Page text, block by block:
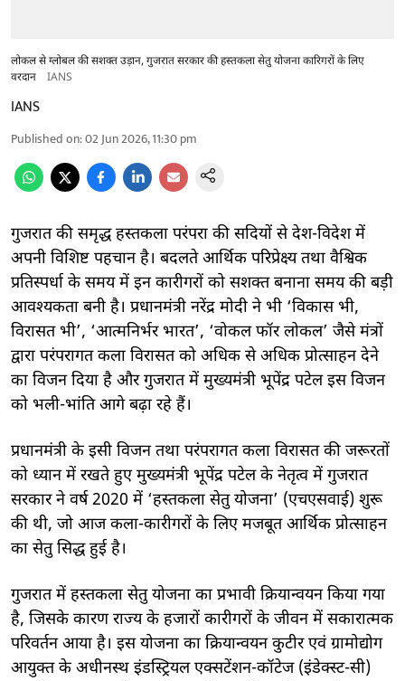
लोकल से ग्लोबल की सशक्त उड़ान, गुजरात सरकार की हस्तकला सेतु योजना कारिगरों के लिए
वरदान
IANS
IANS
Published on:02 Jun 2026, 11:30 pm
गुजरात की समृद्ध हस्तकला परंपरा की सदियों से देश-विदेश में
अपनी विशिष्ट पहचान है। बदलते आर्थिक परिप्रेक्ष्य तथा वैश्विक
प्रतिस्पर्धा के समय में इन कारीगरों को सशक्त बनाना समय की बड़ी
आवश्यकता बनी है। प्रधानमंत्री नरेंद्र मोदी ने भी ‘विकास भी,
विरासत भी’, ‘आत्मनिर्भर भारत’, ‘वोकल फॉर लोकल’ जैसे मंत्रों
द्वारा परंपरागत कला विरासत को अधिक से अधिक प्रोत्साहन देने
का विजन दिया है और गुजरात में मुख्यमंत्री भूपेंद्र पटेल इस विजन
को भली-भांति आगे बढ़ा रहे हैं।
प्रधानमंत्री के इसी विजन तथा परंपरागत कला विरासत की जरूरतों
को ध्यान में रखते हुए मुख्यमंत्री भूपेंद्र पटेल के नेतृत्व में गुजरात
सरकार ने वर्ष 2020 में ‘हस्तकला सेतु योजना’ (एचएसवाई) शुरू
की थी, जो आज कला-कारीगरों के लिए मजबूत आर्थिक प्रोत्साहन
का सेतु सिद्ध हुई है।
गुजरात में हस्तकला सेतु योजना का प्रभावी क्रियान्वयन किया गया
है, जिसके कारण राज्य के हजारों कारीगरों के जीवन में सकारात्मक
परिवर्तन आया है। इस योजना का क्रियान्वयन कुटीर एवं ग्रामोद्योग
आयुक्त के अधीनस्थ इंडस्ट्रियल एक्सटेंशन-कॉटेज (इंडेक्स्ट-सी)